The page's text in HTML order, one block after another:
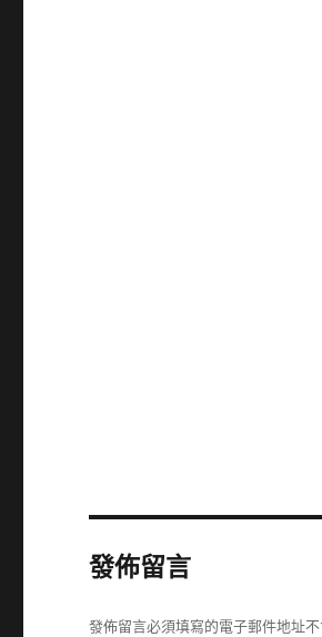
發佈留言
發佈留言必須填寫的電子郵件地址不